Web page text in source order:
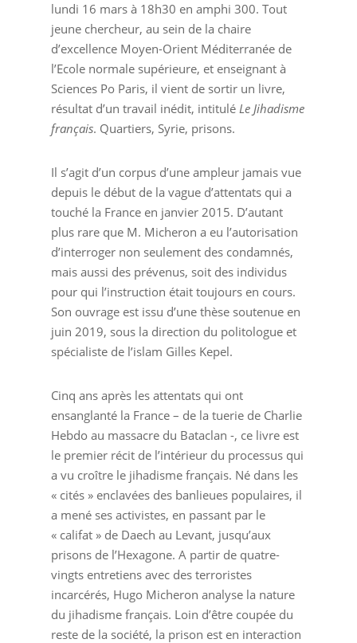
lundi 16 mars à 18h30 en amphi 300. Tout
jeune chercheur, au sein de la chaire
d’excellence Moyen-Orient Méditerranée de
l’Ecole normale supérieure, et enseignant à
Sciences Po Paris, il vient de sortir un livre,
résultat d’un travail inédit, intitulé Le Jihadisme
français. Quartiers, Syrie, prisons.
Il s’agit d’un corpus d’une ampleur jamais vue
depuis le début de la vague d’attentats qui a
touché la France en janvier 2015. D’autant
plus rare que M. Micheron a eu l’autorisation
d’interroger non seulement des condamnés,
mais aussi des prévenus, soit des individus
pour qui l’instruction était toujours en cours.
Son ouvrage est issu d’une thèse soutenue en
juin 2019, sous la direction du politologue et
spécialiste de l’islam Gilles Kepel.
Cinq ans après les attentats qui ont
ensanglanté la France – de la tuerie de Charlie
Hebdo au massacre du Bataclan -, ce livre est
le premier récit de l’intérieur du processus qui
a vu croître le jihadisme français. Né dans les
« cités » enclavées des banlieues populaires, il
a mené ses activistes, en passant par le
« califat » de Daech au Levant, jusqu’aux
prisons de l’Hexagone. A partir de quatre-
vingts entretiens avec des terroristes
incarcérés, Hugo Micheron analyse la nature
du jihadisme français. Loin d’être coupée du
reste de la société, la prison est en interaction